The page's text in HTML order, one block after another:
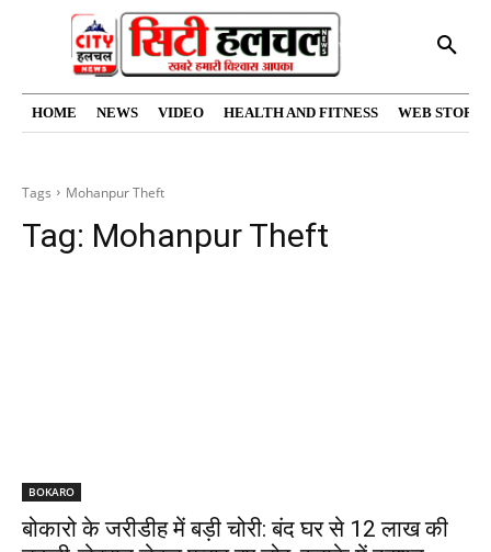
HOME NEWS VIDEO HEALTH AND FITNESS WEB
Tags Mohanpur Theft
Tag: Mohanpur Theft
BOKARO
बोकारो के जरीडीह में बड़ी चोरी: बंद घर से 12 लाख की